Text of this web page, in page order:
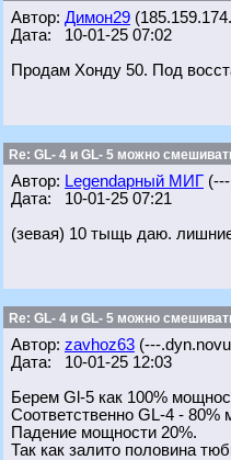
Автор: Димон29
Дата: 10-01-25 07:02
Продам Хонду 50. Под
Re: GL- 4 и GL- 5 можно
Автор: Legendарный МИГ
Дата: 10-01-25 07:21
(зевая) 10 тыщь даю.
Re: GL- 4 и GL- 5 можно
Автор: zavhoz63 (---
Дата: 10-01-25 12:03
Берем Gl-5 как 100%
Соответственно GL-4 - 80%
Падение мощности 20%.
Так как залито половина